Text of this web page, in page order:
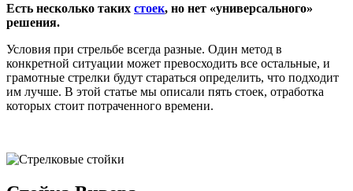
Есть несколько таких стоек, но нет «универсального»
решения.
Условия при стрельбе всегда разные. Один метод в
конкретной ситуации может превосходить все остальные, и
грамотные стрелки будут стараться определить, что подходит
им лучше. В этой статье мы описали пять стоек, отработка
которых стоит потраченного времени.